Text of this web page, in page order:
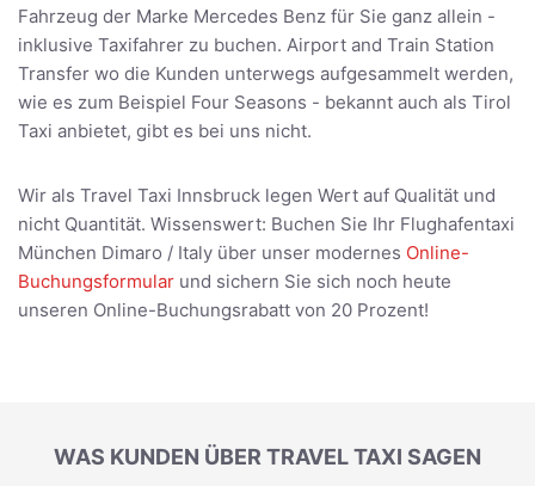
Fahrzeug der Marke Mercedes Benz für Sie ganz allein -
inklusive Taxifahrer zu buchen. Airport and Train Station
Transfer wo die Kunden unterwegs aufgesammelt werden,
wie es zum Beispiel Four Seasons - bekannt auch als Tirol
Taxi anbietet, gibt es bei uns nicht.
Wir als Travel Taxi Innsbruck legen Wert auf Qualität und
nicht Quantität. Wissenswert: Buchen Sie Ihr Flughafentaxi
München Dimaro / Italy über unser modernes Online-
Buchungsformular und sichern Sie sich noch heute
unseren Online-Buchungsrabatt von 20 Prozent!
WAS KUNDEN ÜBER TRAVEL TAXI SAGEN